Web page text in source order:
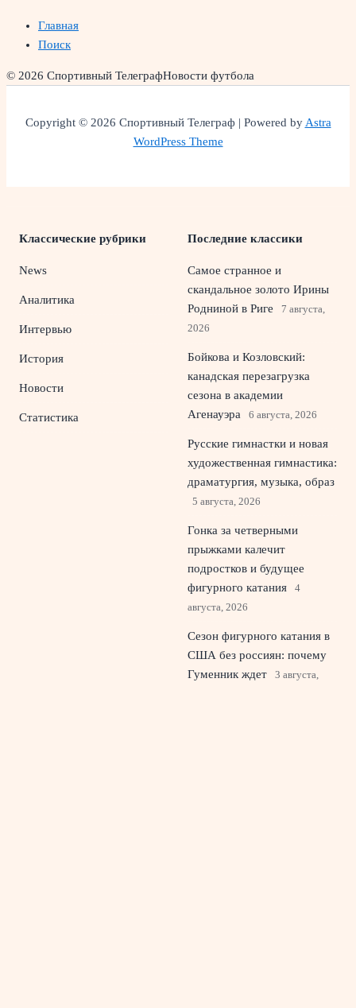
Главная
Поиск
© 2026 Спортивный ТелеграфНовости футбола
Copyright © 2026 Спортивный Телеграф | Powered byAstra
WordPress Theme
Классические рубрики
News
Аналитика
Интервью
История
Новости
Статистика
Последние классики
Самое странное и
скандальное золото Ирины
Родниной в Риге
7 августа,
2026
Бойкова и Козловский:
канадская перезагрузка
сезона в академии
Агенауэра
6 августа, 2026
Русские гимнастки и новая
художественная гимнастика:
драматургия, музыка, образ
5 августа, 2026
Гонка за четверными
прыжками калечит
подростков и будущее
фигурного катания
4
августа, 2026
Сезон фигурного катания в
США без россиян: почему
Гуменник ждет
3 августа,